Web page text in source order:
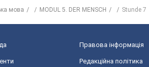
мова MODUL 5. DER MENSCH Stunde 7
Правова інформація
Редакційна політика